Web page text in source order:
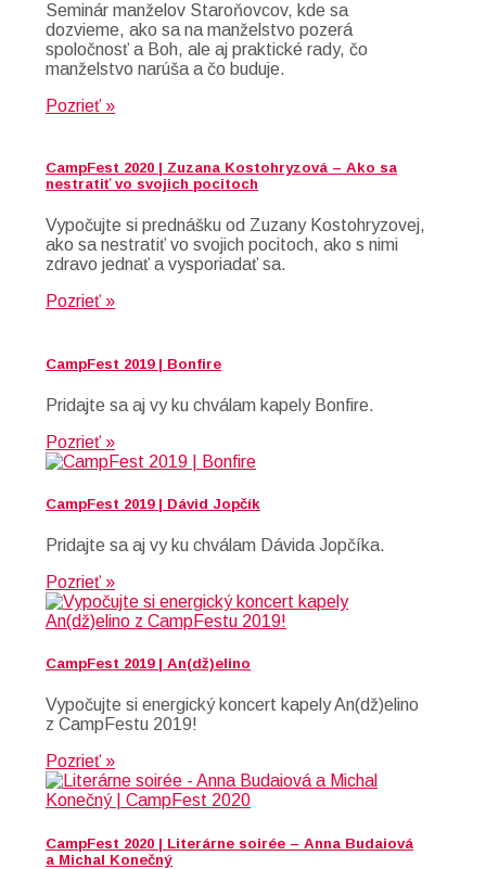
Seminár manželov Staroňovcov, kde sa
dozvieme, ako sa na manželstvo pozerá
spoločnosť a Boh, ale aj praktické rady, čo
manželstvo narúša a čo buduje.
Pozrieť »
CampFest 2020 | Zuzana Kostohryzová – Ako sa
nestratiť vo svojich pocitoch
Vypočujte si prednášku od Zuzany Kostohryzovej,
ako sa nestratiť vo svojich pocitoch, ako s nimi
zdravo jednať a vysporiadať sa.
Pozrieť »
CampFest 2019 | Bonfire
Pridajte sa aj vy ku chválam kapely Bonfire.
Pozrieť »
CampFest 2019 | Dávid Jopčík
Pridajte sa aj vy ku chválam Dávida Jopčíka.
Pozrieť »
CampFest 2019 | An(dž)elino
Vypočujte si energický koncert kapely An(dž)elino
z CampFestu 2019!
Pozrieť »
CampFest 2020 | Literárne soirée – Anna Budaiová
a Michal Konečný